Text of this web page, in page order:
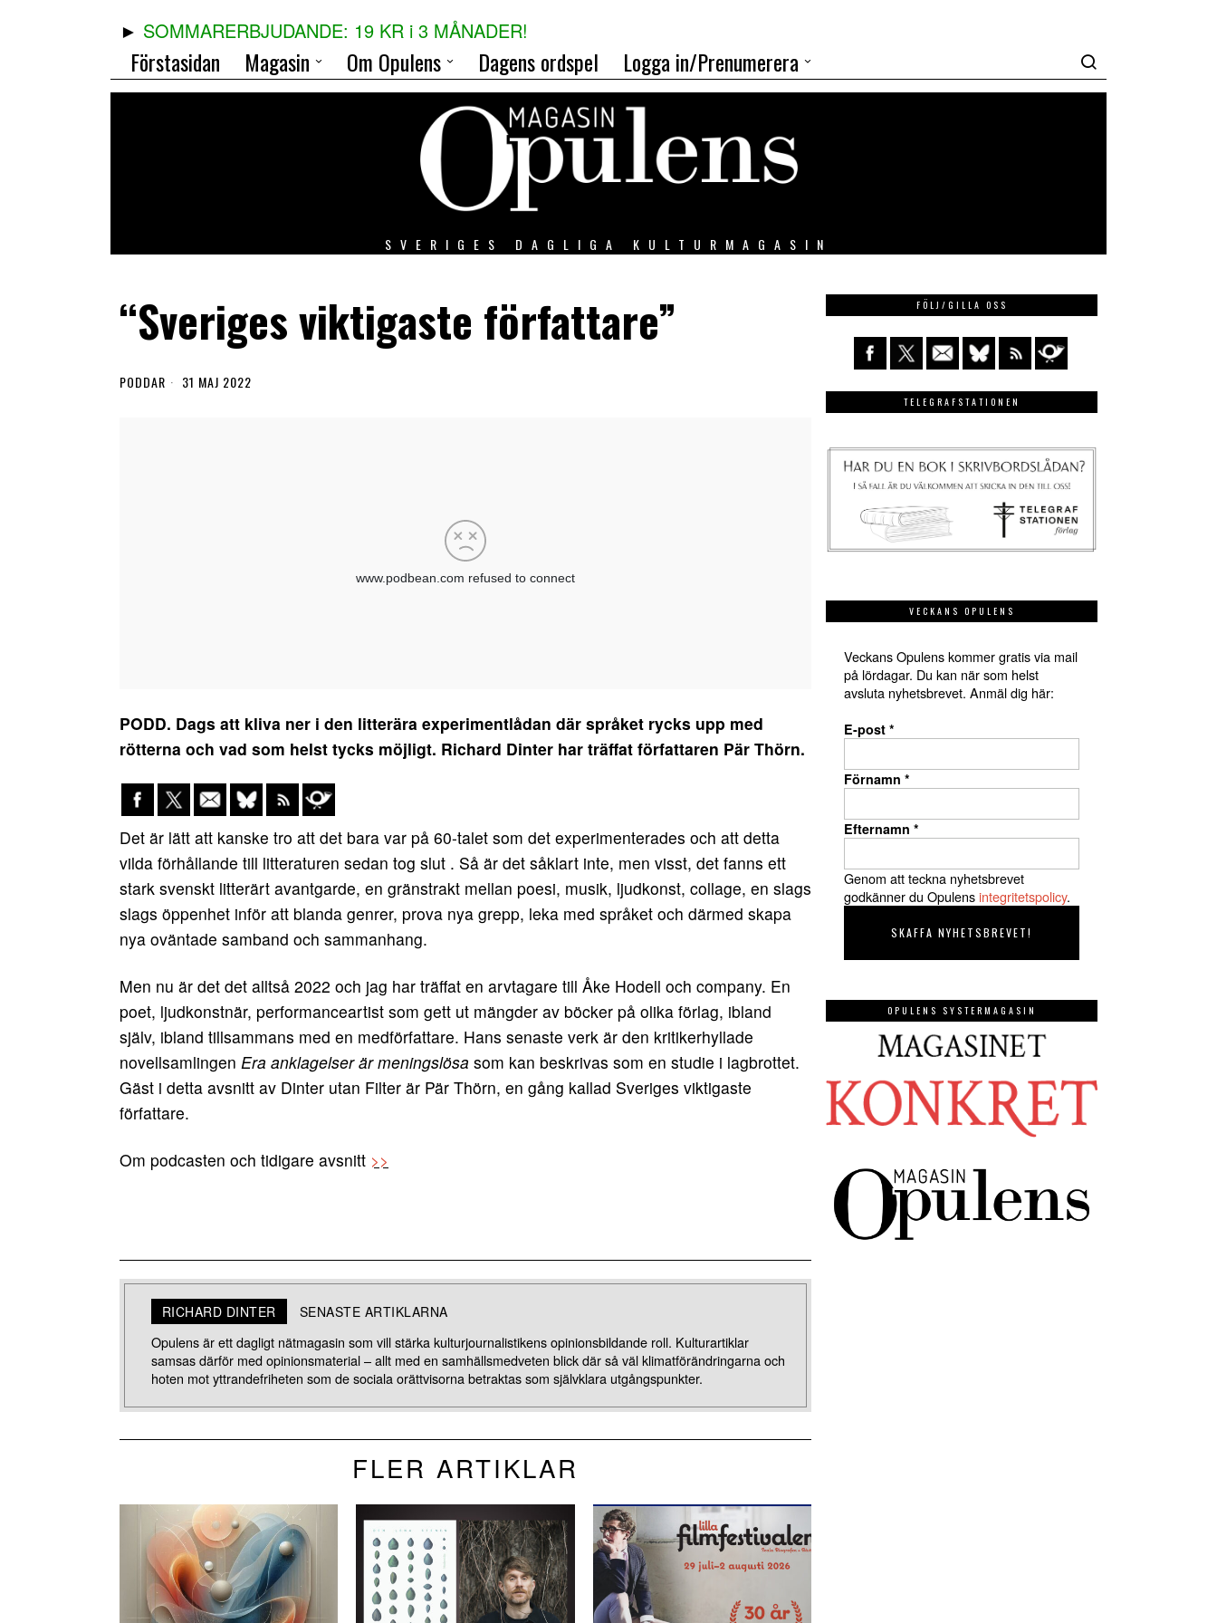
SOMMARERBJUDANDE: 19 KR i 3 MÅNADER!
Förstasidan Magasin Om Opulens Dagens ordspel Logga in/Prenumerera
SVERIGES DAGLIGA KULTURMAGASIN
“Sveriges viktigaste författare”
PODDAR 31 MAJ 2022
PODD. Dags att kliva ner i den litterära experimentlådan där språket rycks upp med
rötterna och vad som helst tycks möjligt. Richard Dinter har träffat författaren Pär Thörn.
Det är lätt att kanske tro att det bara var på 60-talet som det experimenterades och att detta
vilda förhållande till litteraturen sedan tog slut . Så är det såklart inte, men visst, det fanns ett
stark svenskt litterärt avantgarde, en gränstrakt mellan poesi, musik, ljudkonst, collage, en slags
slags öppenhet inför att blanda genrer, prova nya grepp, leka med språket och därmed skapa
nya oväntade samband och sammanhang.
Men nu är det det alltså 2022 och jag har träffat en arvtagare till Åke Hodell och company. En
poet, ljudkonstnär, performanceartist som gett ut mängder av böcker på olika förlag, ibland
själv, ibland tillsammans med en medförfattare. Hans senaste verk är den kritikerhyllade
novellsamlingen Era anklagelser är meningslösa som kan beskrivas som en studie i lagbrottet.
Gäst i detta avsnitt av Dinter utan Filter är Pär Thörn, en gång kallad Sveriges viktigaste
författare.
Om podcasten och tidigare avsnitt >>
RICHARD DINTER SENASTE ARTIKLARNA
Opulens är ett dagligt nätmagasin som vill stärka kulturjournalistikens opinionsbildande roll. Kulturartiklar
samsas därför med opinionsmaterial – allt med en samhällsmedveten blick där så väl klimatförändringarna och
hoten mot yttrandefriheten som de sociala orättvisorna betraktas som självklara utgångspunkter.
FLER ARTIKLAR
FÖLJ/GILLA OSS
TELEGRAFSTATIONEN
VECKANS OPULENS
Veckans Opulens kommer gratis via mail
på lördagar. Du kan när som helst
avsluta nyhetsbrevet. Anmäl dig här:
E-post *
Förnamn *
Efternamn *
Genom att teckna nyhetsbrevet
godkänner du Opulensintegritetspolicy.
OPULENS SYSTERMAGASIN